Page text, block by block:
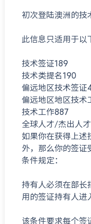
初次登陆澳洲的技
此信息只适用于以
技术签证189
技术类提名190
偏远地区技术签证
偏远地区地区技术
技术工作887
全球人才/杰出人
如果你在获得上述
外，那么你的签证
条件规定：
持有人必须在部长
用的签证持有人进
该条件要求每个签